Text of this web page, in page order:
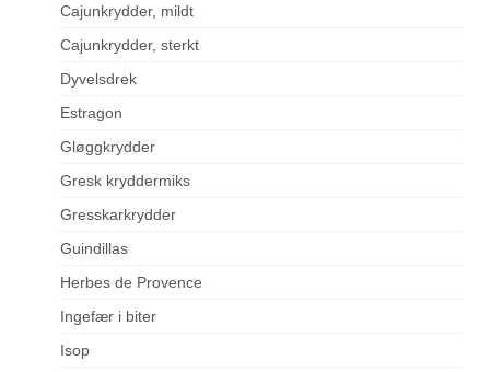
Cajunkrydder, mildt
Cajunkrydder, sterkt
Dyvelsdrek
Estragon
Gløggkrydder
Gresk kryddermiks
Gresskarkrydder
Guindillas
Herbes de Provence
Ingefær i biter
Isop